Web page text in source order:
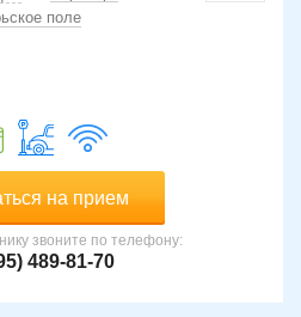
поле
на прием
звоните по телефону:
489-81-70